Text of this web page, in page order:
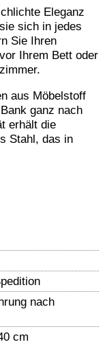
Eleganz
sich in jedes
Sie Ihren
Ihrem Bett oder
aus Möbelstoff
ganz nach
erhält die
Stahl, das in
nach
cm